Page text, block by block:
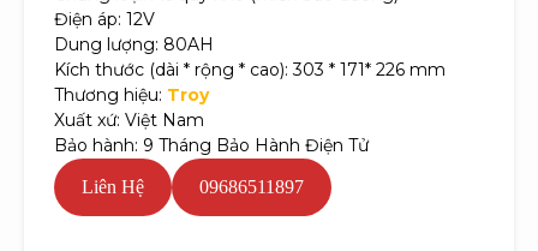
Điện áp: 12V
Dung lượng: 80AH
Kích thước (dài * rộng * cao): 303 * 171* 226 mm
Thương hiệu: Troy
Xuất xứ: Việt Nam
Bảo hành: 9 Tháng Bảo Hành Điện Tử
Liên Hệ 09686511897